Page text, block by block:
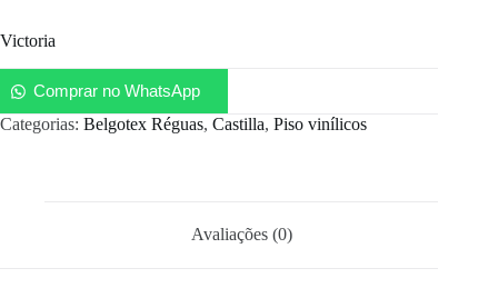
Victoria
Comprar no WhatsApp
Categorias: Belgotex Réguas, Castilla, Piso vinílicos
Avaliações (0)